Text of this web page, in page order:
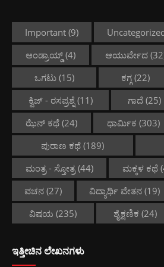
Important (9)
ಆಂಡ್ರಾಯ್ಡ್(4) ಆಯುರ್ವೇದ
ಒಗಟು(15) ಕಗ್ಗ(22)
ಕ್ವಿಜ್ - ರಸಪ್ರಶ್ನೆ (11) ಗಾದೆ(25)
ಝೆನ್ ಕಥೆ(24) ಧಾರ್ಮಿಕ (303)
ಪುರಾಣ ಕಥೆ (189)
ಮಂತ್ರ - ಸ್ತೋತ್ರ(44) ಮಕ್ಕಳ ಕಥೆ
ವಚನ(27) ವಿದ್ಯಾರ್ಥಿ ವೇತನ(19)
ವಿಷಯ (235) ಶೈಕ್ಷಣಿಕ (24)
ಇತ್ತೀಚಿನ ಲೇಖನಗಳು